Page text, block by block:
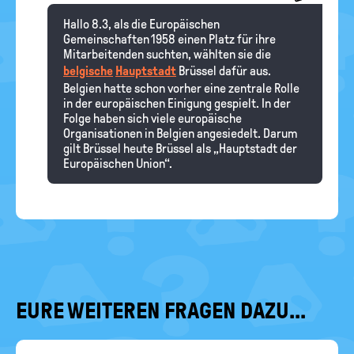
Hallo 8.3, als die Europäischen
Gemeinschaften 1958 einen Platz für ihre
Mitarbeitenden suchten, wählten sie die
belgische Hauptstadt Brüssel dafür aus.
Belgien hatte schon vorher eine zentrale Rolle
in der europäischen Einigung gespielt. In der
Folge haben sich viele europäische
Organisationen in Belgien angesiedelt. Darum
gilt Brüssel heute Brüssel als „Hauptstadt der
Europäischen Union“.
EURE WEITEREN FRAGEN DAZU...